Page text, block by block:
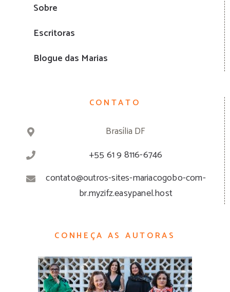
Sobre
Escritoras
Blogue das Marias
CONTATO
Brasília DF
+55 61 9 8116-6746
contato@outros-sites-mariacogobo-com-
br.myzifz.easypanel.host
CONHEÇA AS AUTORAS